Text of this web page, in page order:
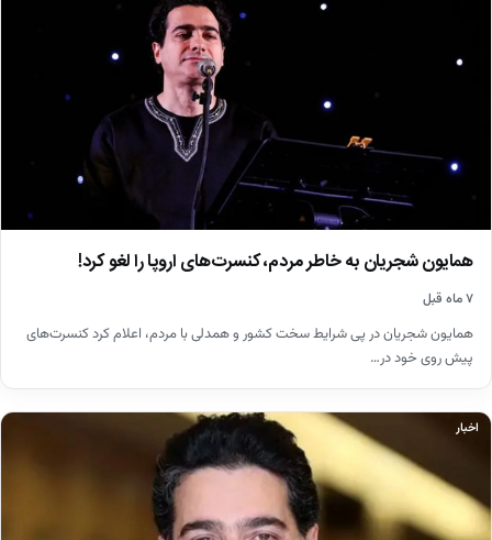
همایون شجریان به خاطر مردم، کنسرت‌های اروپا را لغو کرد!
۷ ماه قبل
همایون شجریان در پی شرایط سخت کشور و همدلی با مردم، اعلام کرد کنسرت‌های
پیش روی خود در…
اخبار